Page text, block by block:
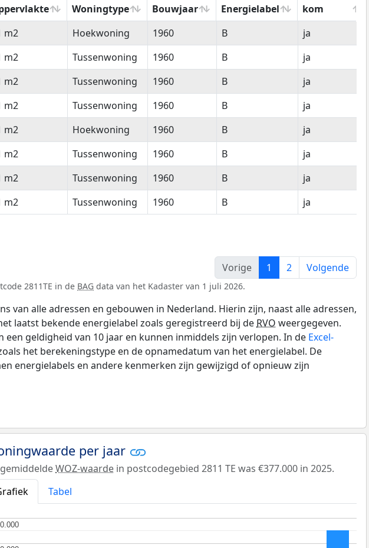
Woningtype Bouwjaar Energielabel
kom
Woningtype Bouwjaar Energielabel
Bebouwde
kom
m2 Hoekwoning 1960 B
ja
m2 Tussenwoning 1960 B
ja
m2 Tussenwoning 1960 B
ja
m2 Tussenwoning 1960 B
ja
m2 Hoekwoning 1960 B
ja
m2 Tussenwoning 1960 B
ja
m2 Tussenwoning 1960 B
ja
m2 Tussenwoning 1960 B ja
Vorige
1 2 Volgende
2811TE in de BAG data van het Kadaster van 1 juli 2026.
van alle adressen en gebouwen in Nederland. Hierin zijn, naast alle adressen,
laatst bekende energielabel zoals geregistreerd bij de RVO weergegeven.
geldigheid van 10 jaar en kunnen inmiddels zijn verlopen. In de Excel-
het berekeningstype en de opnamedatum van het energielabel. De
energielabels en andere kenmerken zijn gewijzigd of opnieuw zijn
per jaar
WOZ-waarde in postcodegebied 2811 TE was €377.000 in 2025.
Tabel